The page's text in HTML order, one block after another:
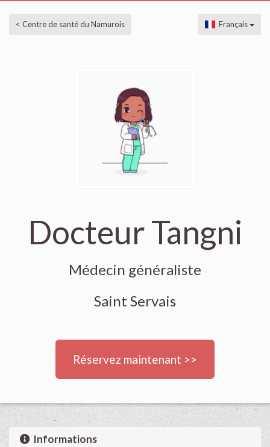
< Centre de santé du Namurois Français
Docteur Tangni
Médecin généraliste
Saint Servais
Réservez maintenant >>
Informations